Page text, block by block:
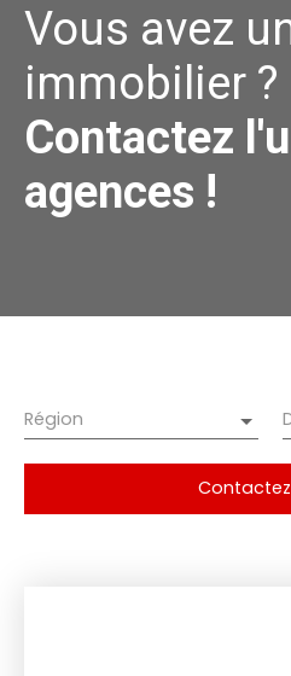
Vous avez
immobilier ?
Contactez
agences !
Région